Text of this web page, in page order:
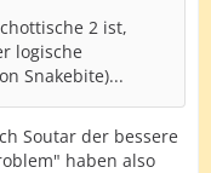
2 ist,
logische
Snakebite)...
Soutar der bessere
haben also